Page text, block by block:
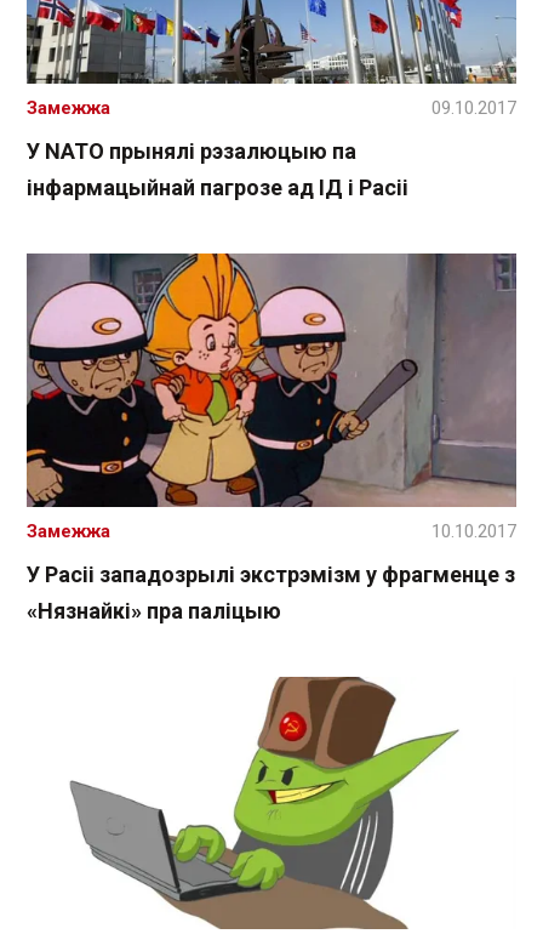
У NАТО прынялі рэзалюцыю па
інфармацыйнай пагрозе ад ІД і Расіі
Замежжа 09.10.2017
У Расіі западозрылі экстрэмізм у фрагменце з
«Нязнайкі» пра паліцыю
Замежжа 10.10.2017